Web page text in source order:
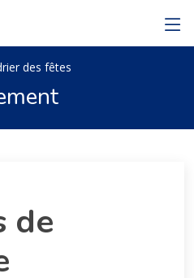
des fêtes
de